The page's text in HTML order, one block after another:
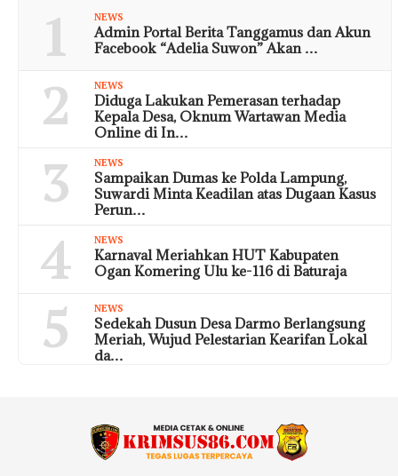
1 NEWS
Admin Portal Berita Tanggamus dan Akun
Facebook “Adelia Suwon” Akan …
2 NEWS
Diduga Lakukan Pemerasan terhadap
Kepala Desa, Oknum Wartawan Media
Online di In…
3 NEWS
Sampaikan Dumas ke Polda Lampung,
Suwardi Minta Keadilan atas Dugaan Kasus
Perun…
4 NEWS
Karnaval Meriahkan HUT Kabupaten
Ogan Komering Ulu ke-116 di Baturaja
5 NEWS
Sedekah Dusun Desa Darmo Berlangsung
Meriah, Wujud Pelestarian Kearifan Lokal
da…